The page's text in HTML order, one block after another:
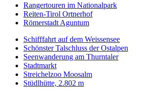
Rangertouren im Nationalpark
Reiten-Tirol Ortnerhof
Römerstadt Aguntum
Schifffahrt auf dem Weissensee
Schönster Talschluss der Ostalpen
Seenwanderung am Thurntaler
Stadtmarkt
Streichelzoo Moosalm
Stüdlhütte, 2.802 m